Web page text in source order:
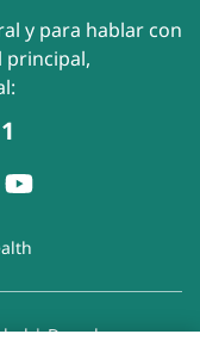
y para hablar con
principal,
|Derechos y